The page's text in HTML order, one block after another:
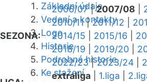
Základní údaje
Vedení a kontakty
Logo
Historie
Podrobná historie
Ke stažení
SEZONA:
2006/07|2007/08
2010/11|2011/12
2014/15
2015/16
2018/19
2019/20
2022/23|2023/24
extraliga 1.liga